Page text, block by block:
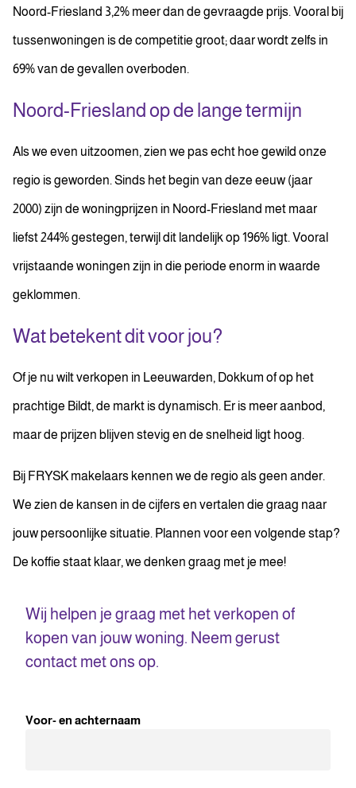
Noord-Friesland 3,2% meer dan de gevraagde prijs. Vooral bij
tussenwoningen is de competitie groot; daar wordt zelfs in
69% van de gevallen overboden.
Noord-Friesland op de lange termijn
Als we even uitzoomen, zien we pas echt hoe gewild onze
regio is geworden. Sinds het begin van deze eeuw (jaar
2000) zijn de woningprijzen in Noord-Friesland met maar
liefst 244% gestegen, terwijl dit landelijk op 196% ligt. Vooral
vrijstaande woningen zijn in die periode enorm in waarde
geklommen.
Wat betekent dit voor jou?
Of je nu wilt verkopen in Leeuwarden, Dokkum of op het
prachtige Bildt, de markt is dynamisch. Er is meer aanbod,
maar de prijzen blijven stevig en de snelheid ligt hoog.
Bij FRYSK makelaars kennen we de regio als geen ander.
We zien de kansen in de cijfers en vertalen die graag naar
jouw persoonlijke situatie. Plannen voor een volgende stap?
De koffie staat klaar, we denken graag met je mee!
Wij helpen je graag met het verkopen of
kopen van jouw woning. Neem gerust
contact met ons op.
Voor- en achternaam